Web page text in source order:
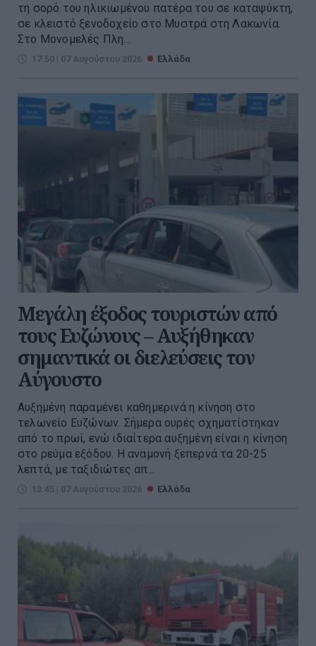
τη σορό του ηλικιωμένου πατέρα του σε καταψύκτη,
σε κλειστό ξενοδοχείο στο Μυστρά στη Λακωνία.
Στο Μονομελές Πλη...
17:50 | 07 Αυγούστου 2026 Ελλάδα
Μεγάλη έξοδος τουριστών από
τους Ευζώνους – Αυξήθηκαν
σημαντικά οι διελεύσεις τον
Αύγουστο
Αυξημένη παραμένει καθημερινά η κίνηση στο
τελωνείο Ευζώνων. Σήμερα ουρές σχηματίστηκαν
από το πρωί, ενώ ιδιαίτερα αυξημένη είναι η κίνηση
στο ρεύμα εξόδου. Η αναμονή ξεπερνά τα 20-25
λεπτά, με ταξιδιώτες απ...
13:45 | 07 Αυγούστου 2026 Ελλάδα